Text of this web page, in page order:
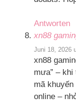
Antworten
xn88
Juni 18, 2026
xn88
mưa” –
mã
online –